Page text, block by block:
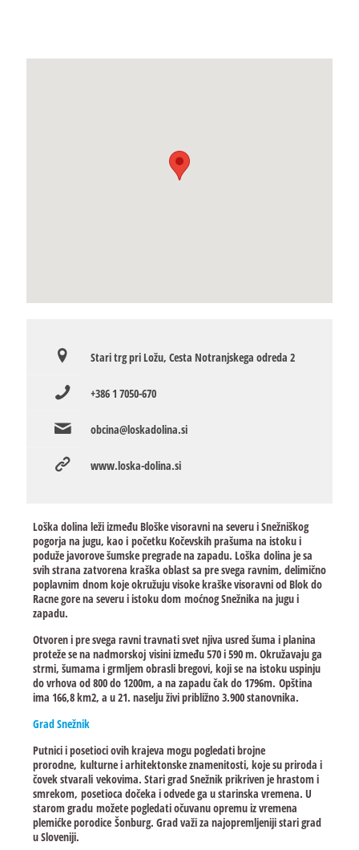
Stari trg pri Ložu, Cesta Notranjskega odreda 2
+386 1 7050-670
obcina@loskadolina.si
www.loska-dolina.si
Loška dolina leži između Bloške visoravni na severu i Snežniškog
pogorja na jugu, kao i početku Kočevskih prašuma na istoku i
poduže javorove šumske pregrade na zapadu. Loška dolina je sa
svih strana zatvorena kraška oblast sa pre svega ravnim, delimično
poplavnim dnom koje okružuju visoke kraške visoravni od Blok do
Racne gore na severu i istoku dom moćnog Snežnika na jugu i
zapadu.
Otvoren i pre svega ravni travnati svet njiva usred šuma i planina
proteže se na nadmorskoj visini između 570 i 590 m. Okružavaju ga
strmi, šumama i grmljem obrasli bregovi, koji se na istoku uspinju
do vrhova od 800 do 1200m, a na zapadu čak do 1796m. Opština
ima 166,8 km2, a u 21. naselju živi približno 3.900 stanovnika.
Grad Snežnik
Putnici i posetioci ovih krajeva mogu pogledati brojne
prorodne, kulturne i arhitektonske znamenitosti, koje su priroda i
čovek stvarali vekovima. Stari grad Snežnik prikriven je hrastom i
smrekom, posetioca dočeka i odvede ga u starinska vremena. U
starom gradu možete pogledati očuvanu opremu iz vremena
plemićke porodice Šonburg. Grad važi za najopremljeniji stari grad
u Sloveniji.